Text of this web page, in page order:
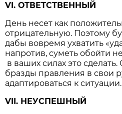
VI. ОТВЕТСТВЕННЫЙ
День несет как
отрицательную. Поэтому
дабы вовремя ухватить
напротив, суметь обойти
в ваших силах это сделать.
бразды правления в свои
адаптироваться к ситуации.
VII. НЕУСПЕШНЫЙ